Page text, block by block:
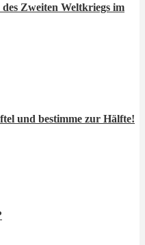
Zweiten Weltkriegs im
und bestimme zur Hälfte!